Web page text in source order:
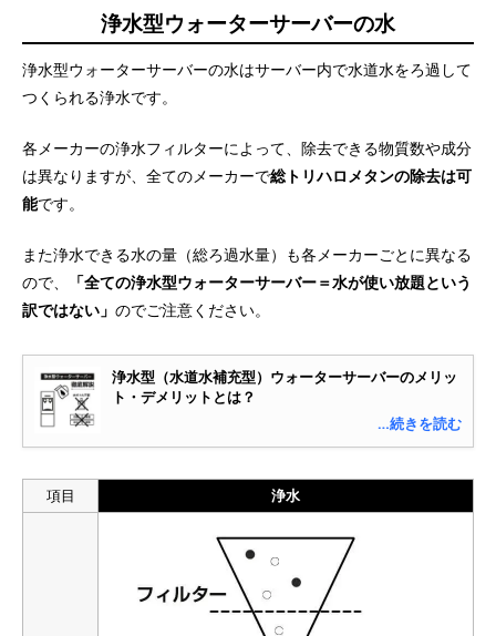
浄水型ウォーターサーバーの水
浄水型ウォーターサーバーの水はサーバー内で水道水をろ過して
つくられる浄水です。
各メーカーの浄水フィルターによって、除去できる物質数や成分
は異なりますが、全てのメーカーで総トリハロメタンの除去は可
能です。
また浄水できる水の量（総ろ過水量）も各メーカーごとに異なる
ので、
「全ての浄水型ウォーターサーバー＝水が使い放題という
訳ではない」 のでご注意ください。
浄水型（水道水補充型）ウォーターサーバーのメリッ
ト・デメリットとは？
…続きを読む
項目 浄水